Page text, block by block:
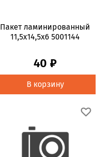
Пакет ламинированный
11,5x14,5x6 5001144
40 ₽
В корзину